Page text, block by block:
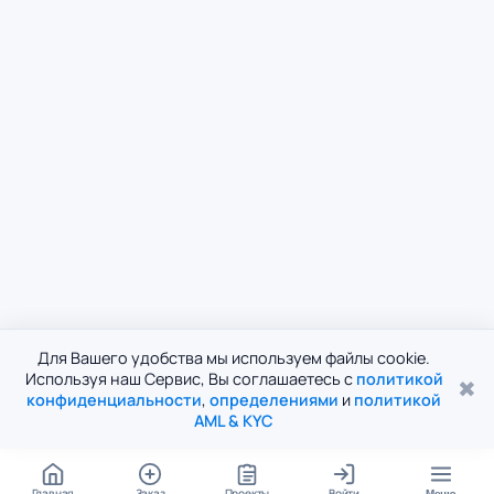
Для Вашего удобства мы используем файлы cookie.
Используя наш Сервис, Вы соглашаетесь с политикой
конфиденциальности, определениями и политикой
AML & KYC
✖